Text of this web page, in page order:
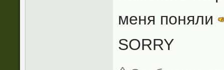
меня поняли
SORRY